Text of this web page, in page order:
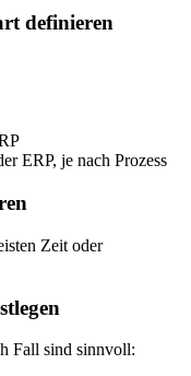
definieren
ERP, je nach Prozess
Zeit oder
Fall sind sinnvoll: